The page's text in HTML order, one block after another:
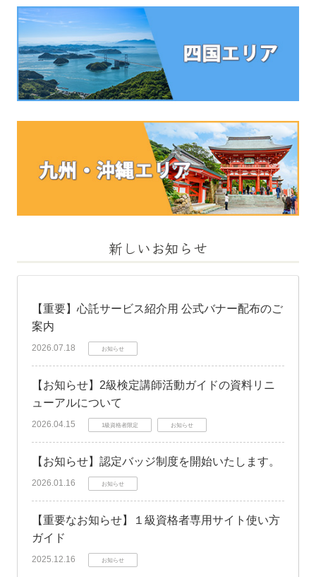
新しいお知らせ
【重要】心託サービス紹介用 公式バナー配布のご
案内
2026.07.18 お知らせ
【お知らせ】2級検定講師活動ガイドの資料リニ
ューアルについて
2026.04.15 1級資格者限定 お知らせ
【お知らせ】認定バッジ制度を開始いたします。
2026.01.16 お知らせ
【重要なお知らせ】１級資格者専用サイト使い方
ガイド
2025.12.16 お知らせ